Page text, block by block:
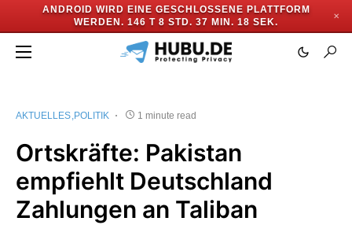
ANDROID WIRD EINE GESCHLOSSENE PLATTFORM
WERDEN. 146 T 8 STD. 37 MIN. 17 SEK.
✕
AKTUELLES POLITIK 1 minute read
Ortskräfte: Pakistan
empfiehlt Deutschland
Zahlungen an Taliban